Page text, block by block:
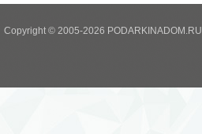
Copyright © 2005-2026 PODARKINADOM.RU